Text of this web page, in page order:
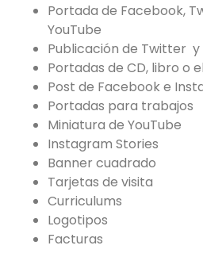
Portada de Facebook,
YouTube
Publicación de Twitter y
Portadas de CD, libro o
Post de Facebook e
Portadas para trabajos
Miniatura de YouTube
Instagram Stories
Banner cuadrado
Tarjetas de visita
Curriculums
Logotipos
Facturas